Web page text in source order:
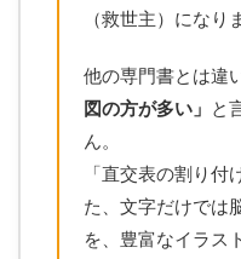
（救世主）になり
他の専門書とは違
図の方が多い」 と
ん。
「直交表の割り
た、文字だけでは
を、豊富なイラス